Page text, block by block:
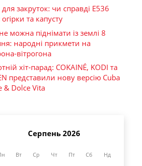
для закруток: чи справді Е536
огірки та капусту
можна піднімати із землі 8
народні прикмети на
вітрогона
хіт-парад: COKAINÉ, KODI та
представили нову версію Cuba
& Dolce Vita
Серпень 2026
Вт Ср Чт Пт Сб Нд